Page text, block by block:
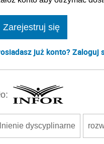
Zarejestruj się
już konto? Zaloguj
dyscyplinarne